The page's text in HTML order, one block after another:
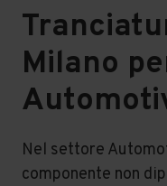
Milano
Vai al contenuto
Nel settore
componente non